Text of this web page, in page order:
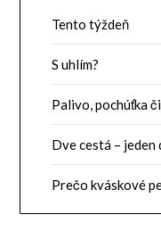
Tento týždeň
S uhlím?
Palivo, pochúťka
Dve cestá – jeden
Prečo kváskové